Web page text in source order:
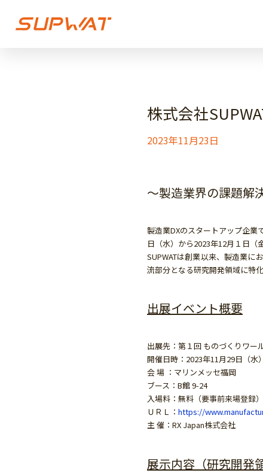
株式会社
2023年11月23日
～製造業界の課題解
製造業DXのスタートアップ企業
日（水）から2023年12月１日（
SUPWATは創業以来、製造業に
流部分となる研究開発領域に特
出展イベント概要
出展先：第１回 ものづくりワー
開催日時：2023年11月29日（水
会 場 ：マリンメッセ福岡
ブース：B館 9-24
入場料：無料（要事前来場登録）
ＵＲＬ： https://
主 催：RX Japan株式会社
展示内容（研究開発